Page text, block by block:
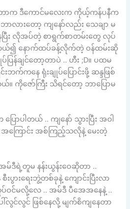
တာက ဒီကောင်မလေးက ကိုယ့်ကန်ပနီက
ဘာလားတော့ ကျနော်လည်း သေချာ မ
ပြီး လိုအပ်တဲ့ စာရွက်စာတမ်းတွေ လုပ်
ယ်၍ နောက်ထပ်ခန့်လိုက်တဲ့ ဝန်ထမ်းဆို
ပြန်ချင်တော့တာပဲ .. ဟီး ;D။ ပထမ
ဘက်ကနေ ရုံးချုပ်ပြောင်းဖို့ ဆန္ဒဖြစ်
ကိုဇော်ကြီး သိရင်တော့ ဘာပြောမ
ာပါတယ် .. ကျနော် သွားပြီး အဝါ
အကြောင်း အစ်ကြည့်သလိုနဲ့ မေးတဲ့
မ်ဒီရဲ့တူမ နန်းယွန်းဝေဆိုတာ ..
ပွားရေးဘွဲ့တစ်ခုနဲ့ ကျောင်းပြီးလာ
ဝင်မလို့လေ .. အမ်ဒီ ပီအေအနေနဲ့ ..
လွင်လွင် ဖြစ်နေလို့ မျက်စိကျနေတာ